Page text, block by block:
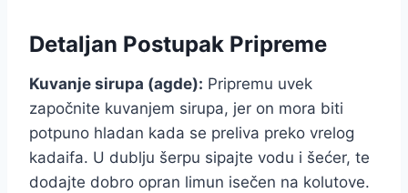
Detaljan Postupak Pripreme
Kuvanje sirupa (agde): Pripremu uvek
započnite kuvanjem sirupa, jer on mora biti
potpuno hladan kada se preliva preko vrelog
kadaifa. U dublju šerpu sipajte vodu i šećer, te
dodajte dobro opran limun isečen na kolutove.